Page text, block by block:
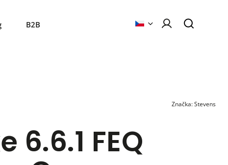
B2B
6.6.1 FEQ
Značka:Stevens